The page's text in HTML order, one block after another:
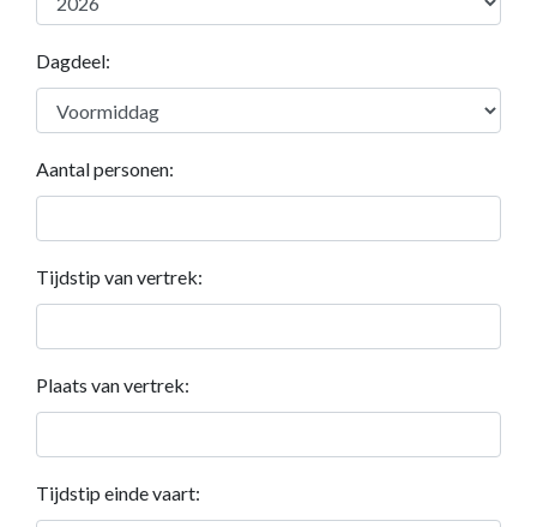
Dagdeel:
Aantal personen:
Tijdstip van vertrek:
Plaats van vertrek:
Tijdstip einde vaart: